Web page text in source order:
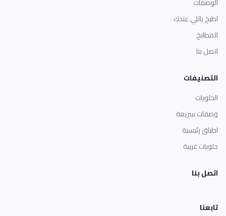
اطبخ باللي عندك
المطابخ
اتصل بنا
التصنيفات
الحلويات
وصفات سريعة
اطباق رئيسية
حلويات غربية
اتصل بنا
تابعنا